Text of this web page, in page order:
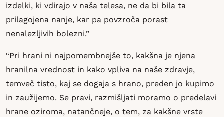
izdelki, ki vdirajo v naša telesa, ne da bi bila ta
prilagojena nanje, kar pa povzroča porast
nenalezljivih bolezni.”
“Pri hrani ni najpomembnejše to, kakšna je njena
hranilna vrednost in kako vpliva na naše zdravje,
temveč tisto, kaj se dogaja s hrano, preden jo kupimo
in zaužijemo. Se pravi, razmišljati moramo o predelavi
hrane oziroma, natančneje, o tem, za kakšne vrste